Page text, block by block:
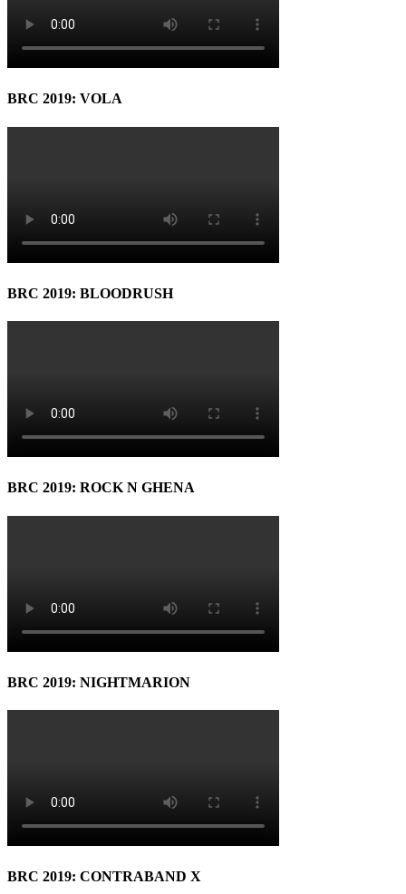
BRC 2019: VOLA
BRC 2019: BLOODRUSH
BRC 2019: ROCK N GHENA
BRC 2019: NIGHTMARION
BRC 2019: CONTRABAND X